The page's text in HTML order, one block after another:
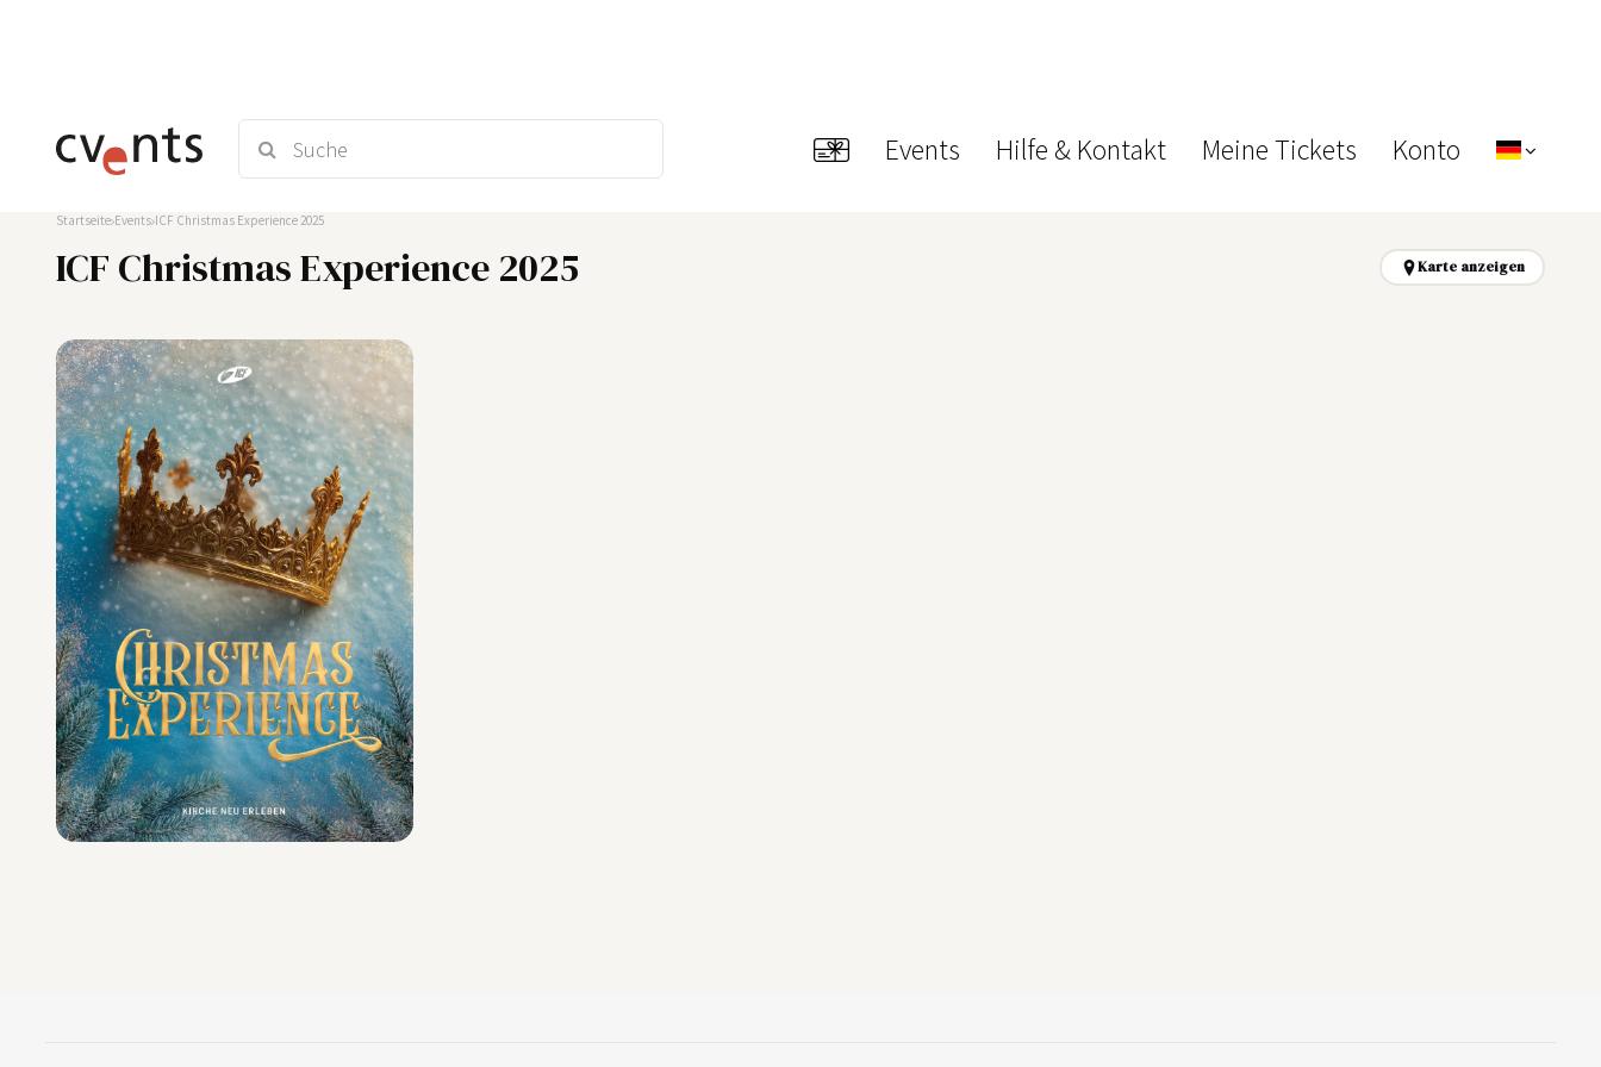
Events Hilfe & Kontakt Meine Tickets Konto
Startseite Events ICF Christmas Experience 2025
ICF Christmas Experience 2025 Karte anzeigen